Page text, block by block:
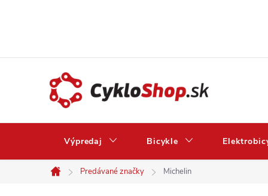
Výpredaj Bicykle
Domov
Predávané značky Michelin